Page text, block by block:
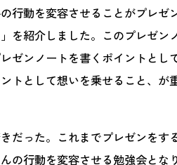
行動を変容させることがプレゼ
を紹介しました。このプレゼ
ゼンノートを書くポイントと
トとして想いを乗せること、が
った。これまでプレゼンをす
行動を変容させる勉強会とな